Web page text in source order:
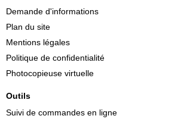
Demande d'informations
Plan du site
Mentions légales
Politique de confidentialité
Photocopieuse virtuelle
Outils
Suivi de commandes en ligne